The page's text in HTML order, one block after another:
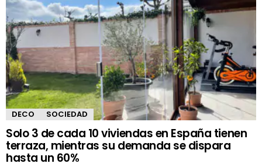
DECO SOCIEDAD
Solo 3 de cada 10 viviendas en España tienen
terraza, mientras su demanda se dispara
hasta un 60%